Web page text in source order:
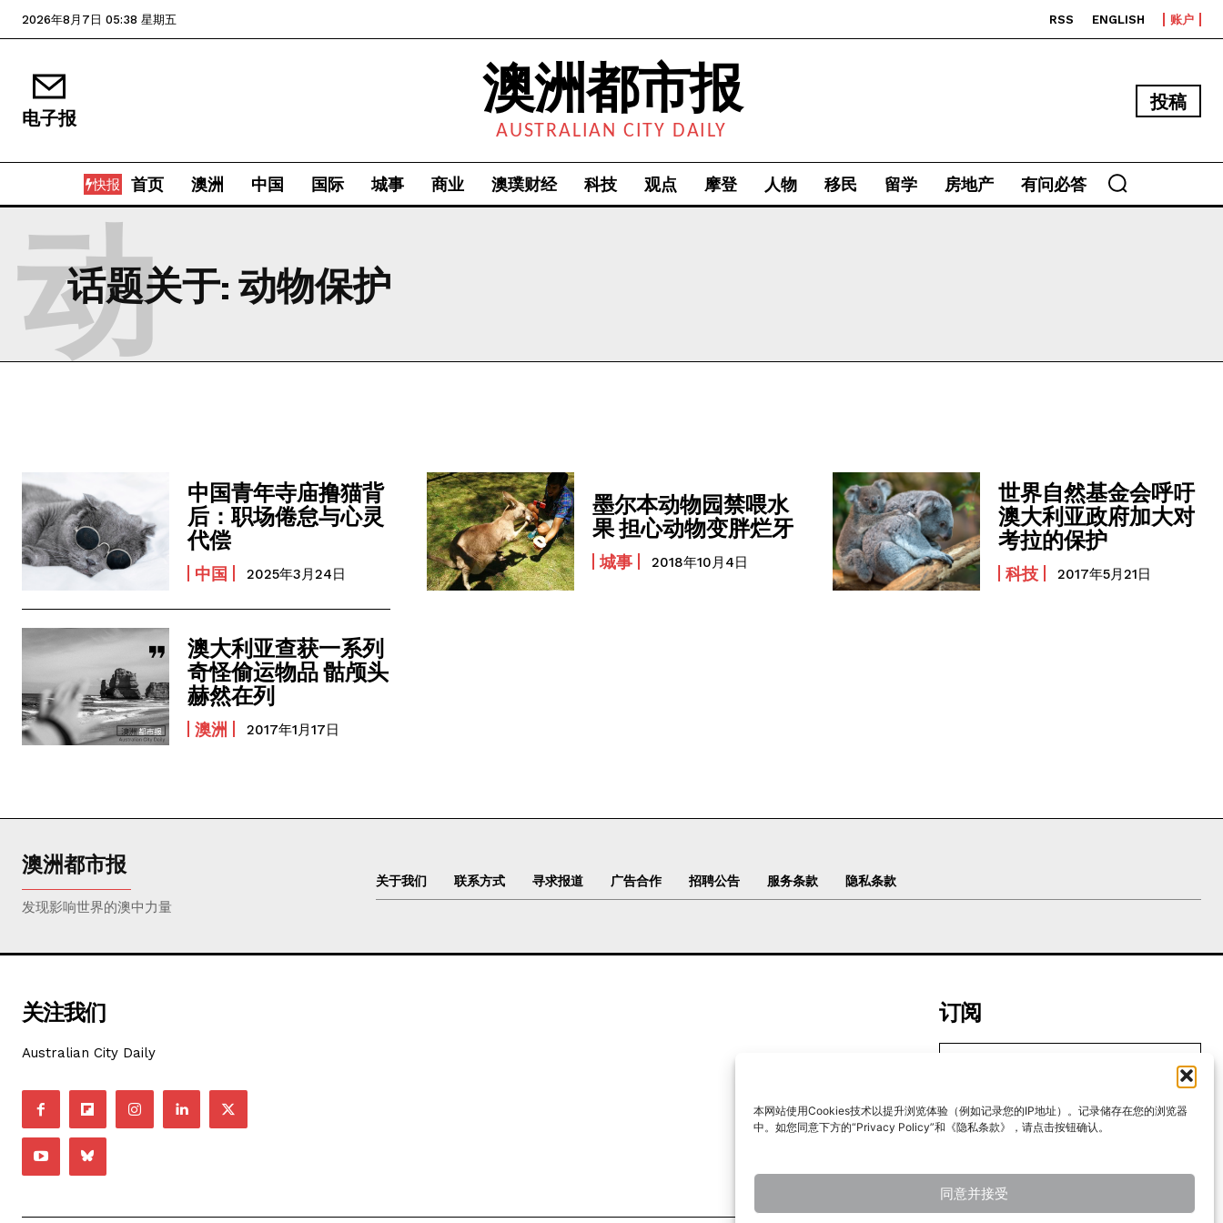
本网站使用Cookies技术以提升浏览体验（例如记录您的IP地址）。记录储存在您的浏览器
中。如您同意下方的“Privacy Policy”和《隐私条款》，请点击按钮确认。
同意并接受
2026年8月7日 05:38 星期五 RSS ENGLISH 账户
电子报 澳洲都市报
AUSTRALIAN CITY DAILY
投稿
快报 首页 澳洲 中国 国际 城事 商业 澳璞财经 科技 观点 摩登 人物 移民 留学 房地产 有问必答
话题关于: 动物保护
动
中国青年寺庙撸猫背
后：职场倦怠与心灵
代偿
中国 2025年3月24日
墨尔本动物园禁喂水
果 担心动物变胖烂牙
城事 2018年10月4日
世界自然基金会呼吁
澳大利亚政府加大对
考拉的保护
科技 2017年5月21日
澳大利亚查获一系列
奇怪偷运物品 骷颅头
赫然在列
澳洲 2017年1月17日
澳洲都市报
发现影响世界的澳中力量
关于我们 联系方式 寻求报道 广告合作 招聘公告 服务条款 隐私条款
关注我们
Australian City Daily
订阅
我要加入